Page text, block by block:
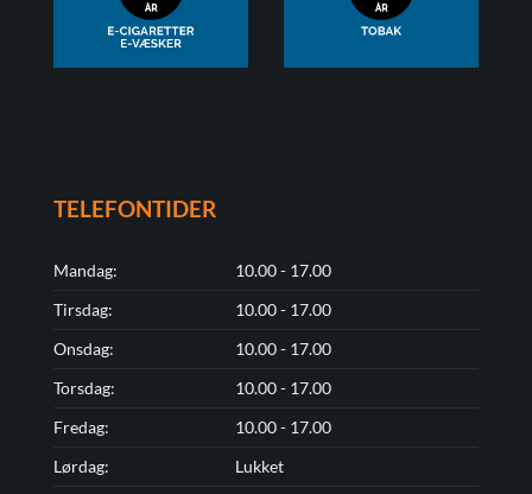
TELEFONTIDER
Mandag:
10.00 - 17.00
Tirsdag:
10.00 - 17.00
Onsdag:
10.00 - 17.00
Torsdag:
10.00 - 17.00
Fredag:
10.00 - 17.00
Lørdag:
Lukket